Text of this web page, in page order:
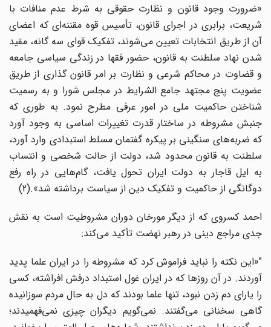
«ضرورت وجود قانون و نظارت حقوقی به شرط عدم منافات با
شریعت، برابری در اجرای قانون، تأسیس قوه مقننه‌ای که اعضای
آن از طریق انتخابات تعیین می‌شوند، تفکیک قوای سه گانه، مقید
شدن نهاد سلطنت به قانون، حضور فقها در زندگی سیاسی جامعه
و قضاوت در محاکم شرعی و نظارت بر امر قانون گذاری از طریق
عضویت پنج مجتهد جامع الشرایط در مجلس شورا و به رسمیت
شناختن حاکمیت ملی در امور عرفی مطرح نمود. به طوری که
جنبش مشروطه در ساختار قدرت تغییرات اساسی به وجود آورد
که ضربه‌های سنگینی بر پیکره گفتمان مسلط استبدادی وارد آورد،
سلطنت به قانون محدود شد، دولت از حالت شخصی و انتساب
به ایل قاجار به دولت ایران تحول یافت، گام‌هایی در راه رفع
دوگانگی از حاکمیت و تفکیک دین از سیاست برداشته شد».(2)
احمد کسروی که از دیگر مورخان دوران مشروطیت است به نقش
جدی مراجع دینی در رهبر نهضت تأکید می‌کند:
"«این نکته را نباید فراموش کرد که مشروطه را در ایران علما پدید
آوردند. در آن روزها که در ایران غول استبداد درفش افراشته، کسی
را یارای دم زدن نبود، تنها علما بودند که دل به حال مردم سوزانیده
گاهی سخنانی می‌گفتند. نمی‌گویم دیگران چیزی نمی‌فهمیدند؛